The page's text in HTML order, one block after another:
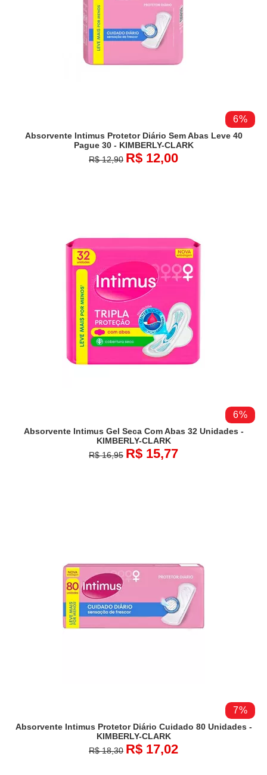
6%
Absorvente Intimus Protetor Diário Sem Abas Leve 40
Pague 30 - KIMBERLY-CLARK
R$ 12,90 R$ 12,00
6%
Absorvente Intimus Gel Seca Com Abas 32 Unidades -
KIMBERLY-CLARK
R$ 16,95 R$ 15,77
7%
Absorvente Intimus Protetor Diário Cuidado 80 Unidades -
KIMBERLY-CLARK
R$ 18,30 R$ 17,02